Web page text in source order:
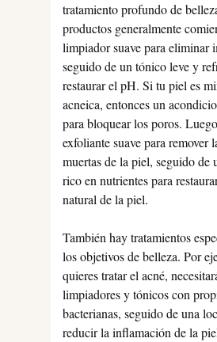
tratamiento profundo de
productos generalmente
limpiador suave para eliminar
seguido de un tónico leve y
restaurar el pH. Si tu piel es
acneica, entonces un
para bloquear los poros.
exfoliante suave para remover
muertas de la piel, seguido de
rico en nutrientes para
natural de la piel.
También hay tratamientos
los objetivos de belleza. Por
quieres tratar el acné,
limpiadores y tónicos con
bacterianas, seguido de una
reducir la inflamación de la